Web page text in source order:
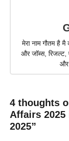
मेरा नाम गौतम है
और जॉब्स, रिजल्ट,
और
4 thoughts
Affairs 2025
2025”